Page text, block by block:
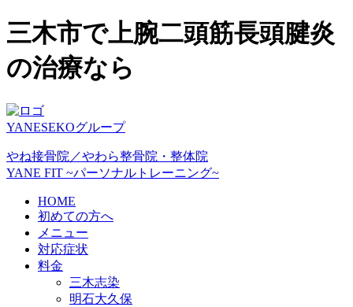
三木市で上腕二頭筋長頭腱炎
の治療なら
YANESEKOグループ
やね接骨院／やわら整骨院・整体院
YANE FIT ~パーソナルトレーニング~
HOME
初めての方へ
メニュー
対応症状
料金
三木志染
明石大久保